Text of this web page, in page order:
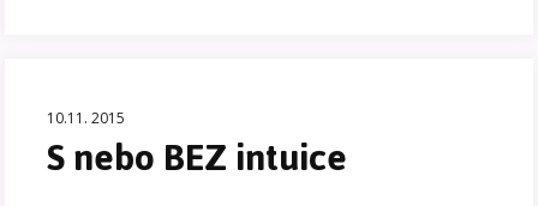
10.11. 2015
S nebo BEZ intuice